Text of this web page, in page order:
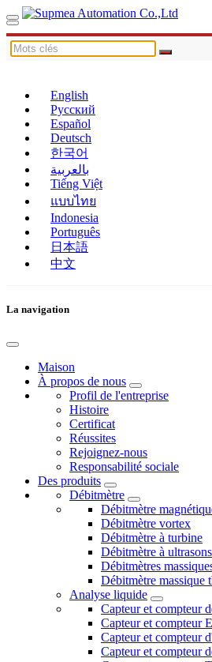
English
Русский
Español
Deutsch
한국어
بالعربية
Tiếng Việt
แบบไทย
Indonesia
Português
日本語
中文
La navigation
Maison
À propos de nous
Profil de l'entreprise
Histoire
Certificat
Réussites
Rejoignez-nous
Responsabilité sociale
Des produits
Débitmètre
Débitmètre
Débitmètre vortex
Débitmètre à turbine
Débitmètre à ultrasons
Débitmètres
Débitmètre massique
Analyse liquide
Capteur et compteur
Capteur et compteur
Capteur et compteur
Capteur et compteur